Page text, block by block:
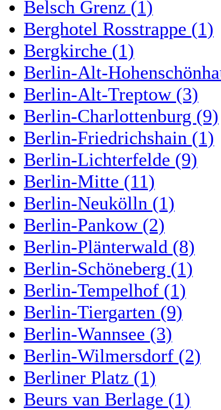
Belsch Grenz (1)
Berghotel Rosstrappe (1)
Bergkirche (1)
Berlin-Alt-
Berlin-Alt-Treptow (3)
Berlin-Charlottenburg (9)
Berlin-Friedrichshain (1)
Berlin-Lichterfelde (9)
Berlin-Mitte (11)
Berlin-Neukölln (1)
Berlin-Pankow (2)
Berlin-Plänterwald (8)
Berlin-Schöneberg (1)
Berlin-Tempelhof (1)
Berlin-Tiergarten (9)
Berlin-Wannsee (3)
Berlin-Wilmersdorf (2)
Berliner Platz (1)
Beurs van Berlage (1)